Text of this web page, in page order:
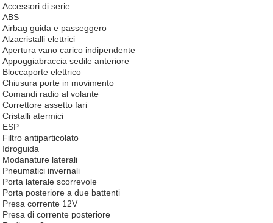
Accessori di serie
ABS
Airbag guida e passeggero
Alzacristalli elettrici
Apertura vano carico indipendente
Appoggiabraccia sedile anteriore
Bloccaporte elettrico
Chiusura porte in movimento
Comandi radio al volante
Correttore assetto fari
Cristalli atermici
ESP
Filtro antiparticolato
Idroguida
Modanature laterali
Pneumatici invernali
Porta laterale scorrevole
Porta posteriore a due battenti
Presa corrente 12V
Presa di corrente posteriore